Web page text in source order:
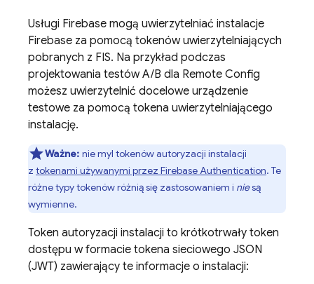
Usługi Firebase mogą uwierzytelniać instalacje
Firebase za pomocą tokenów uwierzytelniających
pobranych z FIS. Na przykład podczas
projektowania testów A/B dla Remote Config
możesz uwierzytelnić docelowe urządzenie
testowe za pomocą tokena uwierzytelniającego
instalację.
Ważne: nie myl tokenów autoryzacji instalacji
z tokenami używanymi przez Firebase Authentication. Te
różne typy tokenów różnią się zastosowaniem i niesą
wymienne.
Token autoryzacji instalacji to krótkotrwały token
dostępu w formacie tokena sieciowego JSON
(JWT) zawierający te informacje o instalacji: